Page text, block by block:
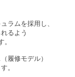
ラムを採用し、
るよう
履修モデル）
。